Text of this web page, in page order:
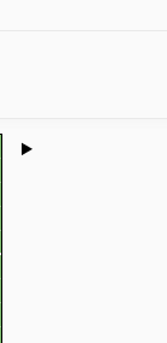
Shoutbox